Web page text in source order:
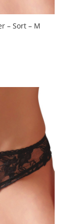
– Sort – M